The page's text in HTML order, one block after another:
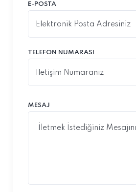
E-POSTA
TELEFON NUMARASI
MESAJ